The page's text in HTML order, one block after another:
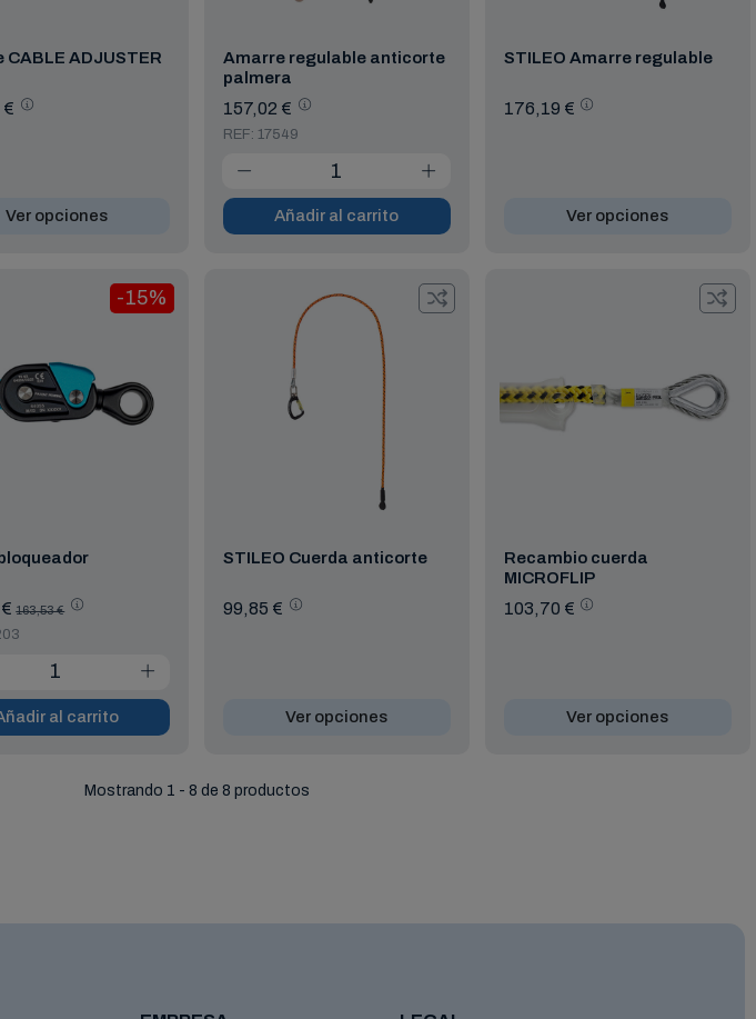
CABLE ADJUSTER
€
Ver opciones
Amarre regulable anticorte
palmera
157,02 €
REF: 17549
Añadir al carrito
STILEO Amarre regulable
176,19 €
Ver opciones
-15%
€163,53 €
al carrito
STILEO Cuerda anticorte
99,85 €
Ver opciones
Recambio cuerda
MICROFLIP
103,70 €
Ver opciones
Mostrando 1 - 8 de 8 productos